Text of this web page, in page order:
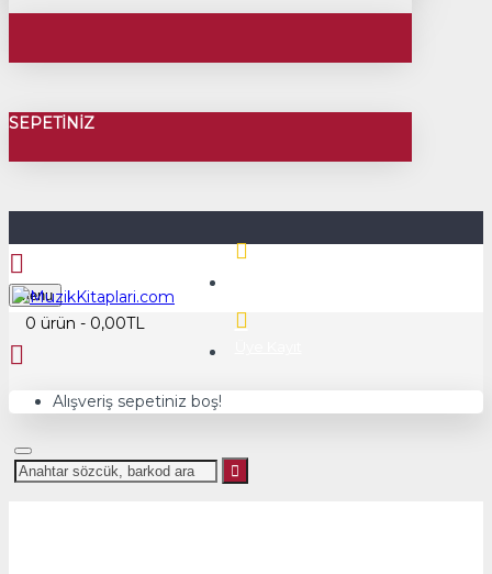
SEPETINIZ
Menu
0 ürün - 0,00TL
Alışveriş sepetiniz boş!